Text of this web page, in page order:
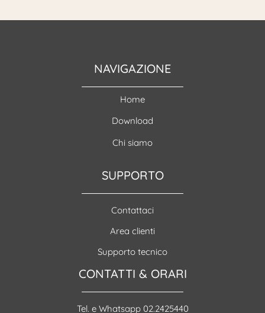
NAVIGAZIONE
Home
Download
Chi siamo
SUPPORTO
Contattaci
Area clienti
Supporto tecnico
CONTATTI & ORARI
Tel. e Whatsapp 02.2425440